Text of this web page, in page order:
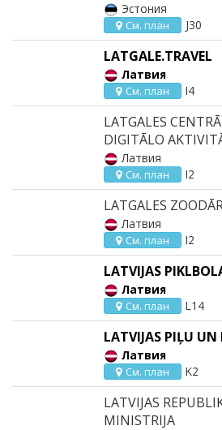
Эстония
См. план J30
LATGALE.TRAVEL
Латвия
См. план I4
LATGALES
DIGITĀLO
Латвия
См. план I2
LATGALES
Латвия
См. план I2
LATVIJAS
Латвия
См. план L14
LATVIJAS PIĻU
Латвия
См. план K2
LATVIJAS
MINISTRIJA